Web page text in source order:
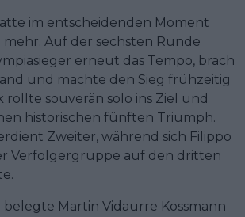
im entscheidenden Moment
Auf der sechsten Runde
erneut das Tempo, brach
und machte den Sieg frühzeitig
rollte souverän solo ins Ziel und
historischen fünften Triumph.
Zweiter, während sich Filippo
Verfolgergruppe auf den dritten
belegte Martin Vidaurre Kossmann